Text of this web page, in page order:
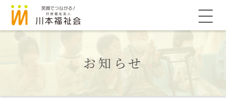
このページの本文へ
メ
ニ
お知らせ